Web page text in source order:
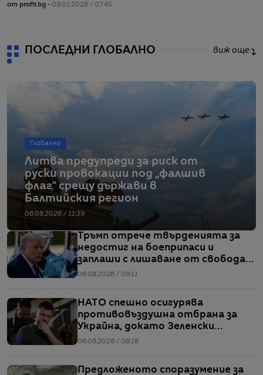
от profit.bg - 09.01.2026 / 07:45
ПОСЛЕДНИ ГЛОБАЛНО виж още
Глобално
Литва предупреди за риск от
руски провокации под „фалшив
флаг“ срещу държави в
Балтийския регион
06.08.2026 / 11:39
Тръмп отрече твърденията за
недостиг на боеприпаси и
заплаши с лишаване от свобода
хората, които разпространяват
06.08.2026 / 09:11
НАТО спешно осигурява
противовъздушна отбрана за
Украйна, докато Зеленски
предупреждава за рязък ръст в
06.08.2026 / 08:18
Предложеното споразумение за